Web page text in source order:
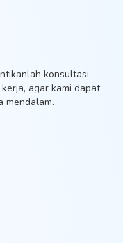
konsultasi
agar kami dapat
mendalam.